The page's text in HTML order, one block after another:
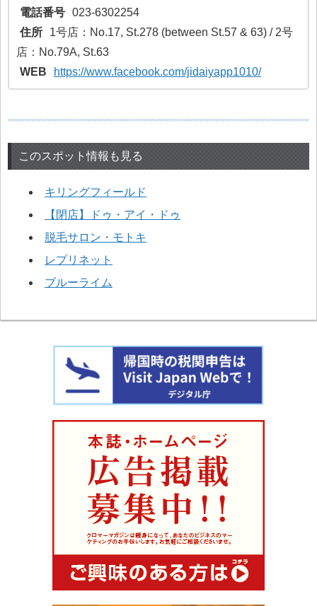
電話番号 023-6302254
住所
1号店：No.17, St.278 (between St.57 & 63) / 2号
店：No.79A, St.63
WEB
https://www.facebook.com/jidaiyapp1010/
このスポット情報も見る
キリングフィールド
【閉店】ドゥ・アイ・ドゥ
脱毛サロン・モトキ
レプリネット
ブルーライム